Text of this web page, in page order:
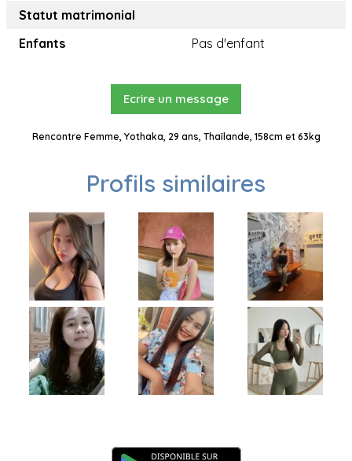
Statut matrimonial
Enfants
Pas d'enfant
Ecrire un message
Rencontre Femme, Yothaka, 29 ans, Thaïlande, 158cm et 63kg
Profils similaires